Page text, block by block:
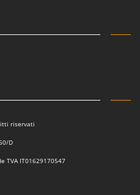
riservati
D
TVA IT01629170547